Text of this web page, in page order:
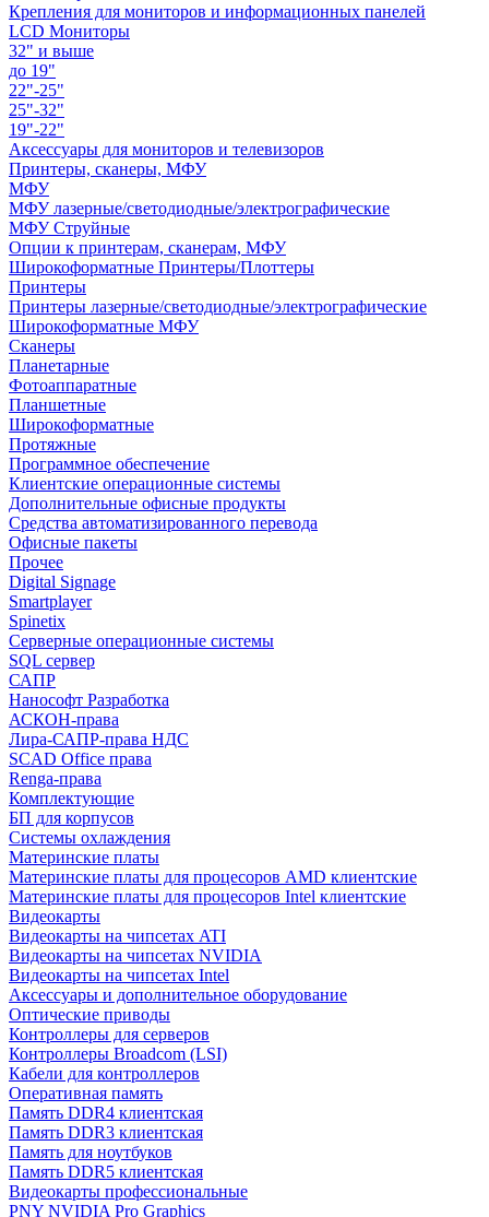
Крепления для мониторов и информационных панелей
LCD Мониторы
32" и выше
до 19"
22"-25"
25"-32"
19"-22"
Аксессуары для мониторов и телевизоров
Принтеры, сканеры, МФУ
МФУ
МФУ лазерные/светодиодные/электрографические
МФУ Струйные
Опции к принтерам, сканерам, МФУ
Широкоформатные Принтеры/Плоттеры
Принтеры
Принтеры лазерные/светодиодные/электрографические
Широкоформатные МФУ
Сканеры
Планетарные
Фотоаппаратные
Планшетные
Широкоформатные
Протяжные
Программное обеспечение
Клиентские операционные системы
Дополнительные офисные продукты
Средства автоматизированного перевода
Офисные пакеты
Прочее
Digital Signage
Smartplayer
Spinetix
Серверные операционные системы
SQL сервер
САПР
Нанософт Разработка
АСКОН-права
Лира-САПР-права НДС
SCAD Office права
Renga-права
Комплектующие
БП для корпусов
Системы охлаждения
Материнские платы
Материнские платы для процесоров AMD клиентские
Материнские платы для процесоров Intel клиентские
Видеокарты
Видеокарты на чипсетах ATI
Видеокарты на чипсетах NVIDIA
Видеокарты на чипсетах Intel
Аксессуары и дополнительное оборудование
Оптические приводы
Контроллеры для серверов
Контроллеры Broadcom (LSI)
Кабели для контроллеров
Оперативная память
Память DDR4 клиентская
Память DDR3 клиентская
Память для ноутбуков
Память DDR5 клиентская
Видеокарты профессиональные
PNY NVIDIA Pro Graphics